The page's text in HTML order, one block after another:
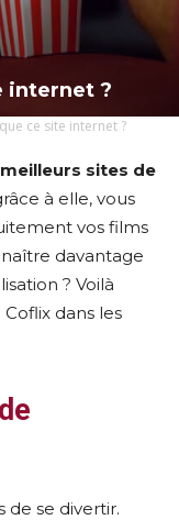
internet ?
ce site internet ?
sites de
à elle, vous
vos films
davantage
? Voilà
dans les
de se divertir.